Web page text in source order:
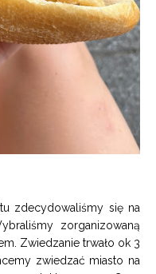
zdecydowaliśmy się na
zorganizowaną
Zwiedzanie trwało ok 3
zwiedzać miasto na